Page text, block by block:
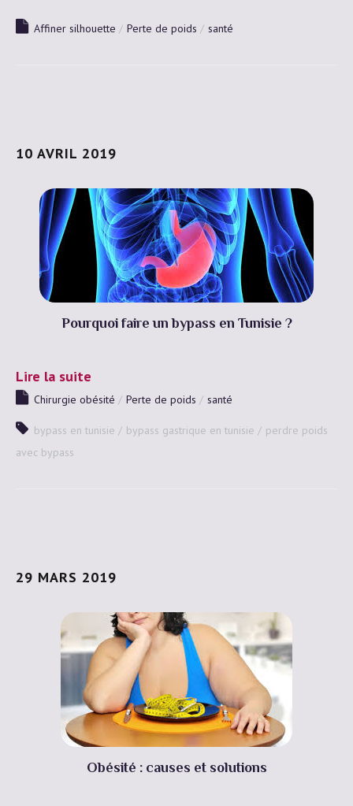
Affiner silhouette Perte de poids santé
10 AVRIL 2019
Pourquoi faire un bypass en Tunisie ?
Lire la suite
Chirurgie obésité Perte de poids santé
bypass en tunisie bypass gastrique en tunisie
perdre poids
avec bypass
29 MARS 2019
Obésité : causes et solutions